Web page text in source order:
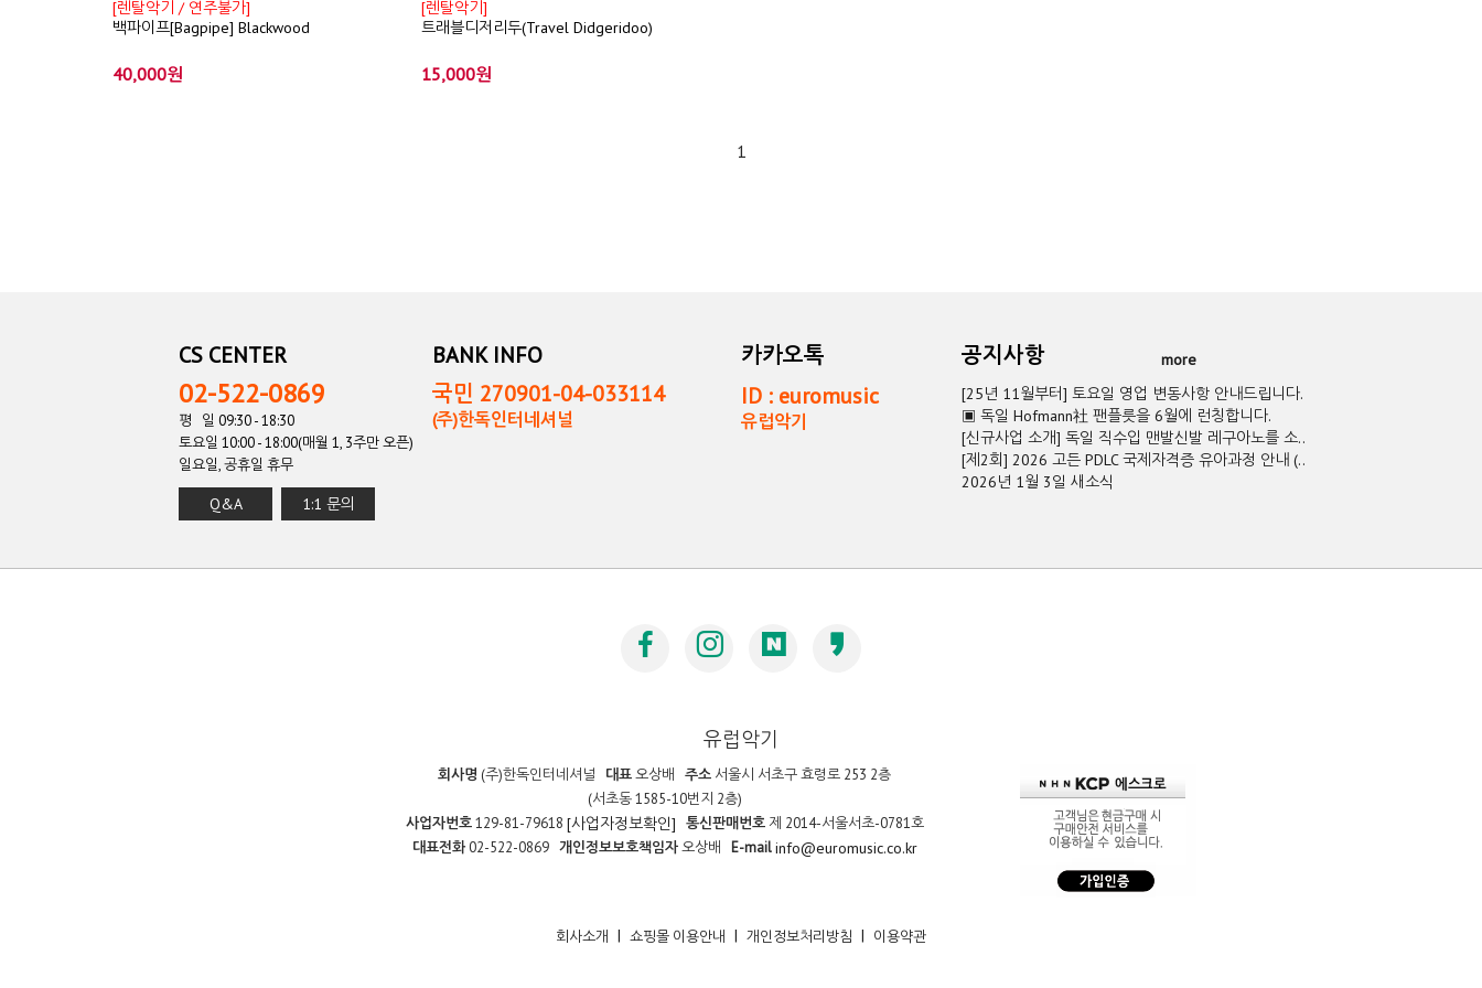
[렌탈악기 / 연주불가]
백파이프[Bagpipe] Blackwood
40,000원
[렌탈악기]
트래블디저리두(Travel Didgeridoo)
15,000원
1
CS CENTER
02-522-0869
평 일 09:30 - 18:30
토요일 10:00 - 18:00(매월 1, 3주만 오픈)
일요일, 공휴일 휴무
Q&A 1:1 문의
BANK INFO
국민 270901-04-033114
(주)한독인터네셔널
카카오톡
ID : euromusic
유럽악기
공지사항
more
[25년 11월부터] 토요일 영업 변동사항 안내드립니다.
▣ 독일 Hofmann社 팬플릇을 6월에 런칭합니다.
[신규사업 소개] 독일 직수입 맨발신발 레구아노를 소..
[제2회] 2026 고든 PDLC 국제자격증 유아과정 안내 (..
2026년 1월 3일 새소식
유럽악기
회사명 (주)한독인터네셔널 대표오상배 주소 서울시 서초구 효령로 253 2층
(서초동 1585-10번지 2층)
사업자번호129-81-79618 [사업자정보확인] 통신판매번호제 2014-서울서초-0781호
대표전화02-522-0869 개인정보보호책임자오상배 E-mail info@euromusic.co.kr
회사소개 | 쇼핑몰 이용안내 | 개인정보처리방침 | 이용약관